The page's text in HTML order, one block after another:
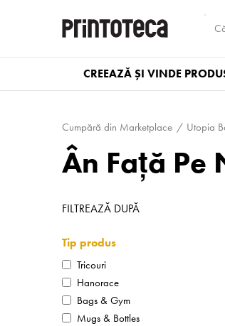
CREEAZĂ ȘI VINDE
Cumpără din Marketplace Utopia
Ân Faţă Pe
FILTREAZĂ DUPĂ
Tip produs
Tricouri
Hanorace
Bags & Gym
Mugs & Bottles